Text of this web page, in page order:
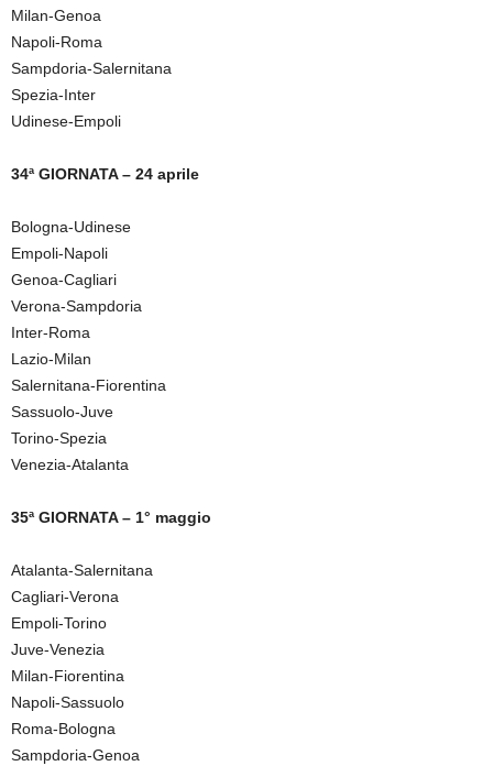
Milan-Genoa
Napoli-Roma
Sampdoria-Salernitana
Spezia-Inter
Udinese-Empoli
34ª GIORNATA – 24 aprile
Bologna-Udinese
Empoli-Napoli
Genoa-Cagliari
Verona-Sampdoria
Inter-Roma
Lazio-Milan
Salernitana-Fiorentina
Sassuolo-Juve
Torino-Spezia
Venezia-Atalanta
35ª GIORNATA – 1° maggio
Atalanta-Salernitana
Cagliari-Verona
Empoli-Torino
Juve-Venezia
Milan-Fiorentina
Napoli-Sassuolo
Roma-Bologna
Sampdoria-Genoa